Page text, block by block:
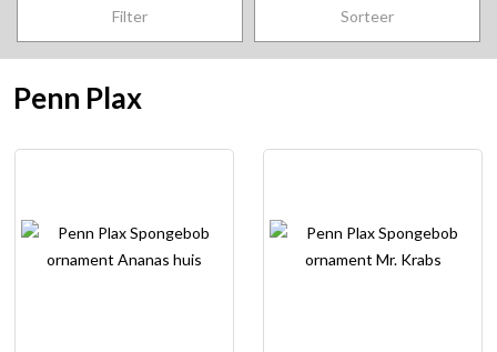
Filter Sorteer
Penn Plax